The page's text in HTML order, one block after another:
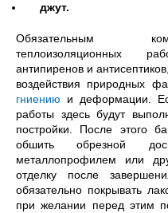
джут.
Обязательным
теплоизоляционных
антипиренов и
воздействия природных
гниению и деформации.
работы здесь будут
постройки. После этого
обшить обрезной
металлопрофилем или
отделку после
обязательно покрывать
при желании перед этим